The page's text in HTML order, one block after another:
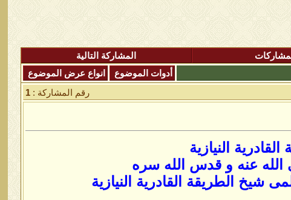
المشاركة التالية
أدوات الموضوع
انواع عرض الموضوع
رقم المشاركة :1
النيازية
عنه و قدس الله سره
الطريقة القادرية النيازية